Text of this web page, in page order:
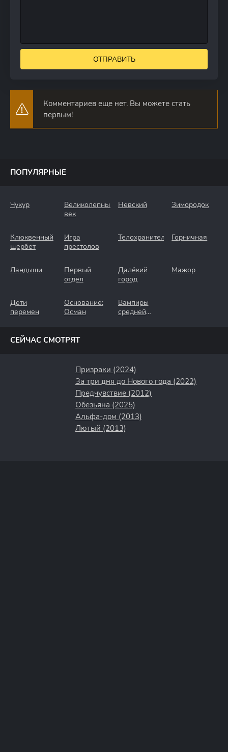
ОТПРАВИТЬ
Комментариев еще нет. Вы можете стать
первым!
ПОПУЛЯРНЫЕ
Чукур
Великолепный
век
Невский Зимородок
Клюквенный
щербет
Игра
престолов
Телохранители Горничная
Ландыши
Первый
отдел
Далёкий
город
Мажор
Дети
перемен
Основание:
Осман
Вампиры
средней
СЕЙЧАС СМОТРЯТ
Призраки (2024)
За три дня до Нового года (2022)
Предчувствие (2012)
Обезьяна (2025)
Альфа-дом (2013)
Лютый (2013)